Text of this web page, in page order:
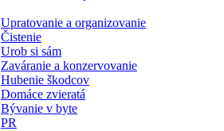
Upratovanie a organizovanie
Čistenie
Urob si sám
Zaváranie a konzervovanie
Hubenie škodcov
Domáce zvieratá
Bývanie v byte
PR